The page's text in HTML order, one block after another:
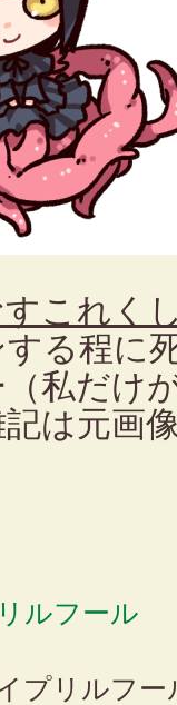
これく
る程に
私だけ
は元画
ルフール
プリルフー